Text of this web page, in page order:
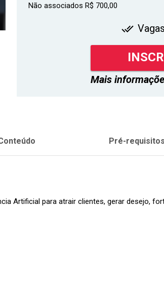
Não associados R$ 700,00
done_all
Mais
Pré-requisitos
Artificial para atrair clientes, gerar desejo,